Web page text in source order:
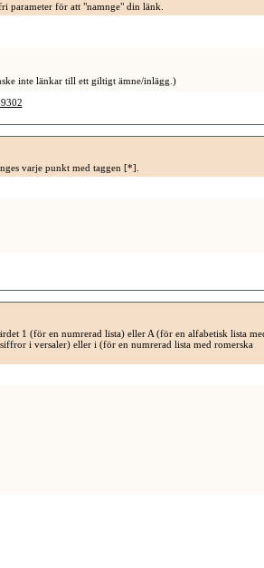
parameter för att "namnge" din länk.
inte länkar till ett giltigt ämne/inlägg.)
varje punkt med taggen [*].
1 (för en numrerad lista) eller A (för en alfabetisk lista
i versaler) eller i (för en numrerad lista med romerska